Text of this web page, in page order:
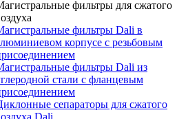
фильтры для сжатого
фильтры Dali в
корпусе с резьбовым
фильтры Dali из
стали с фланцевым
сепараторы для сжатого
Dali